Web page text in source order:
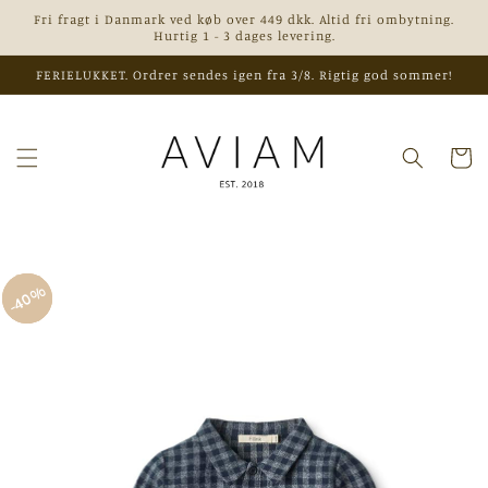
Gå til
Fri fragt i Danmark ved køb over 449 dkk. Altid fri ombytning.
Hurtig 1 - 3 dages levering.
FERIELUKKET. Ordrer sendes igen fra 3/8. Rigtig god sommer!
til40%
40%
40%